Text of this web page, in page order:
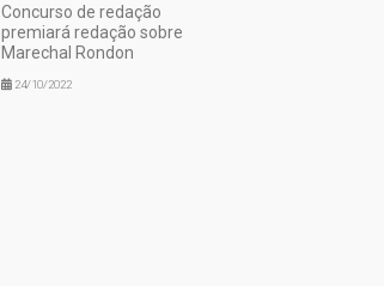
Concurso de redação
premiará redação sobre
Marechal Rondon
24/10/2022